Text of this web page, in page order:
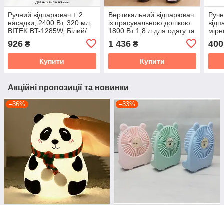
Ручний відпарювач + 2
насадки, 2400 Вт, 320 мл,
BITEK BT-1285W, Білий/
вертикальний відпарювач
для одягу
926 ₴
Купити
Вертикальний відпарювач
із прасувальною дошкою
1800 Вт 1,8 л для одягу та
тканин із регулюванням
температури
1 436₴
Купити
400
Акційні пропозиції та новинки
–36% –33%